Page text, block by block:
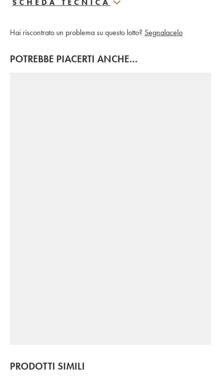
SCHEDA TECNICA
Hai riscontrato un problema su questo lotto? Segnalacelo
POTREBBE PIACERTI ANCHE…
PRODOTTI SIMILI